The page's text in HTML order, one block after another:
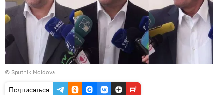
© Sputnik Moldova
Подписаться